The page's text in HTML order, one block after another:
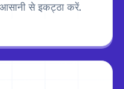
से इकट्ठा करें.